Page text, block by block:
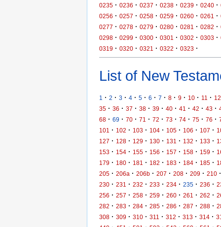
0235 · 0236 · 0237 · 0238 · 0239 · 0240 ·
0256 · 0257 · 0258 · 0259 · 0260 · 0261 ·
0277 · 0278 · 0279 · 0280 · 0281 · 0282 ·
0298 · 0299 · 0300 · 0301 · 0302 · 0303 ·
0319 · 0320 · 0321 · 0322 · 0323 ·
List of New
1 · 2 · 3 · 4 · 5 · 6 · 7 · 8 · 9 · 10 · 11 · 12
35 · 36 · 37 · 38 · 39 · 40 · 41 · 42 · 43 ·
68 · 69 · 70 · 71 · 72 · 73 · 74 · 75 · 76 ·
101
· 102 · 103 · 104 · 105 · 106 · 107 ·
127 · 128 · 129 · 130 · 131 · 132 · 133 ·
153 · 154 · 155 · 156 · 157 · 158 · 159 ·
179 · 180 · 181 · 182 · 183 · 184 · 185 ·
205 · 206a · 206b · 207 · 208 · 209 · 210 ·
230 · 231 · 232 · 233 · 234 · 235 · 236 ·
256 · 257 · 258 · 259 · 260 · 261 · 262 ·
282 · 283 · 284 · 285 · 286 · 287 · 288 ·
308 · 309 · 310 · 311 · 312 · 313 · 314 ·